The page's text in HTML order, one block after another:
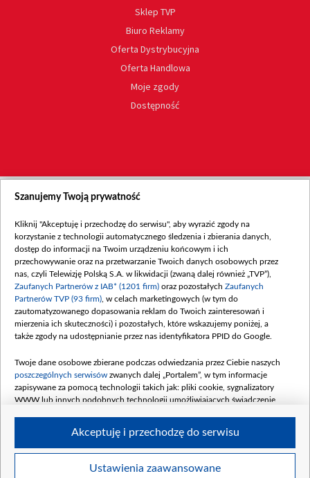
Sklep TVP
Biuro Reklamy
Oferta Dystrybucyjna
Oferta Handlowa
Moje zgody
Dostępność
Szanujemy Twoją prywatność
Kliknij "Akceptuję i przechodzę do serwisu", aby wyrazić zgody na
korzystanie z technologii automatycznego śledzenia i zbierania danych,
dostęp do informacji na Twoim urządzeniu końcowym i ich
przechowywanie oraz na przetwarzanie Twoich danych osobowych przez
nas, czyli Telewizję Polską S.A. w likwidacji (zwaną dalej również „TVP”),
Zaufanych Partnerów z IAB* (1201 firm) oraz pozostałych Zaufanych
Partnerów TVP (93 firm) , w celach marketingowych (w tym do
zautomatyzowanego dopasowania reklam do Twoich zainteresowań i
mierzenia ich skuteczności) i pozostałych, które wskazujemy poniżej, a
także zgody na udostępnianie przez nas identyfikatora PPID do Google.
Twoje dane osobowe zbierane podczas odwiedzania przez Ciebie naszych
poszczególnych serwisów zwanych dalej „Portalem”, w tym informacje
zapisywane za pomocą technologii takich jak: pliki cookie, sygnalizatory
WWW lub innych podobnych technologii umożliwiających świadczenie
Twoje dane osobowe zbierane podczas odwiedzania przez Ciebie
Ustawienia zaawansowane
Akceptuję i przechodzę do serwisu